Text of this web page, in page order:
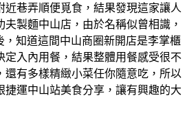
近巷弄順便覓食，結果發現這家讓人
夫製麵中山店，由於名稱似曾相識，
，知道這間中山商圈新開店是李掌櫃
定入內用餐，結果整體用餐感受很不
還有多樣精緻小菜任你隨意吃，所以
捷運中山站美食分享，讓有興趣的大